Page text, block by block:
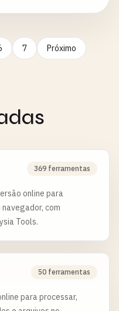
7 Próximo
369 ferramentas
online para
com
Tools.
50 ferramentas
para processar,